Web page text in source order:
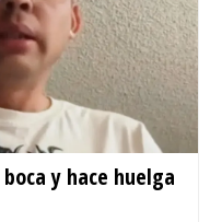
y hace huelga